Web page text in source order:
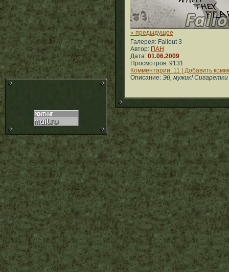
« предыдущее
Галерея: Fallout 3
Автор: ПАН
Дата: 01.06.2009
Просмотров: 9131
Комментарии: 11 | Добавить
Описание: Эй, мужик!